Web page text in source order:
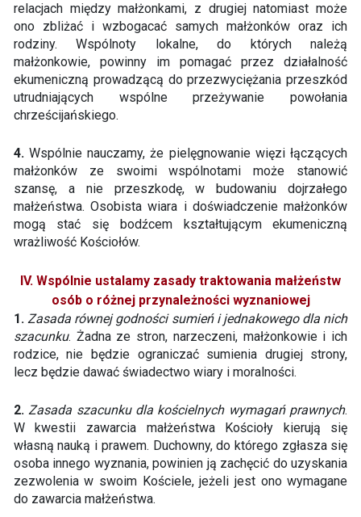
relacjach między małżonkami, z drugiej natomiast może
ono zbliżać i wzbogacać samych małżonków oraz ich
rodziny. Wspólnoty lokalne, do których należą
małżonkowie, powinny im pomagać przez działalność
ekumeniczną prowadzącą do przezwyciężania przeszkód
utrudniających wspólne przeżywanie powołania
chrześcijańskiego.
4.Wspólnie nauczamy, że pielęgnowanie więzi łączących
małżonków ze swoimi wspólnotami może stanowić
szansę, a nie przeszkodę, w budowaniu dojrzałego
małżeństwa. Osobista wiara i doświadczenie małżonków
mogą stać się bodźcem kształtującym ekumeniczną
wrażliwość Kościołów.
IV. Wspólnie ustalamy zasady traktowania małżeństw
osób o różnej przynależności wyznaniowej
1. Zasada równej godności sumień i jednakowego dla nich
szacunku. Żadna ze stron, narzeczeni, małżonkowie i ich
rodzice, nie będzie ograniczać sumienia drugiej strony,
lecz będzie dawać świadectwo wiary i moralności.
2. Zasada szacunku dla kościelnych wymagań prawnych.
W kwestii zawarcia małżeństwa Kościoły kierują się
własną nauką i prawem. Duchowny, do którego zgłasza się
osoba innego wyznania, powinien ją zachęcić do uzyskania
zezwolenia w swoim Kościele, jeżeli jest ono wymagane
do zawarcia małżeństwa.